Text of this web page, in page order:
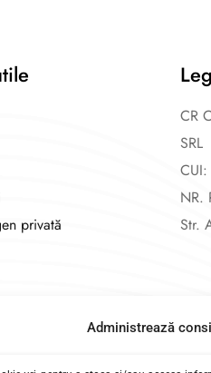
Administrează
privată
CR
SRL
NR.
Str.